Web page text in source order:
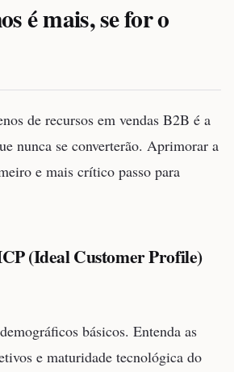
é mais, se for o
de recursos em vendas B2B é a
nunca se converterão. Aprimorar a
e mais crítico passo para
(Ideal Customer Profile)
básicos. Entenda as
e maturidade tecnológica do